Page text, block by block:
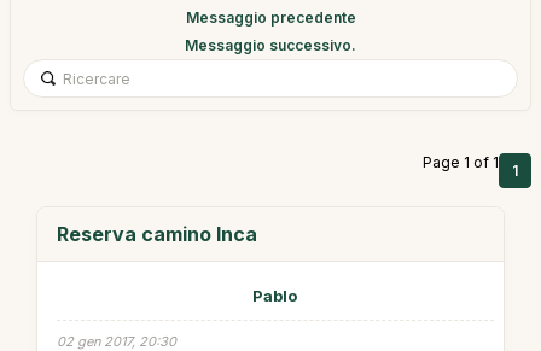
Messaggio precedente
Messaggio successivo.
Page 1 of 1 1
Reserva camino Inca
Pablo
02 gen 2017, 20:30